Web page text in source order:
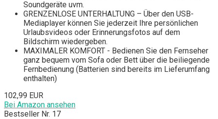
Soundgeräte uvm.
GRENZENLOSE UNTERHALTUNG – Über den USB-
Mediaplayer können Sie jederzeit Ihre persönlichen
Urlaubsvideos oder Erinnerungsfotos auf dem
Bildschirm wiedergeben.
MAXIMALER KOMFORT - Bedienen Sie den Fernseher
ganz bequem vom Sofa oder Bett über die beiliegende
Fernbedienung (Batterien sind bereits im Lieferumfang
enthalten)
102,99 EUR
Bei Amazon ansehen
Bestseller Nr. 17